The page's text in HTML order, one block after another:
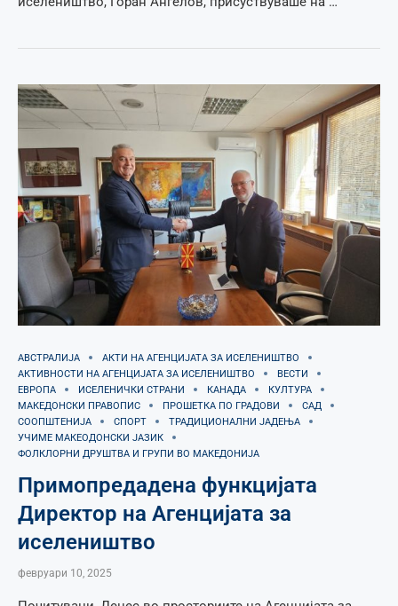
АВСТРАЛИЈА
АКТИ НА АГЕНЦИЈАТА ЗА ИСЕЛЕНИШТВО
АКТИВНОСТИ НА АГЕНЦИЈАТА ЗА ИСЕЛЕНИШТВО
ВЕСТИ
ЕВРОПА
ИСЕЛЕНИЧКИ СТРАНИ КАНАДА
КУЛТУРА
МАКЕДОНСКИ ПРАВОПИС
ПРОШЕТКА ПО ГРАДОВИ
САД
СООПШТЕНИЈА
СПОРТ
ТРАДИЦИОНАЛНИ ЈАДЕЊА
УЧИМЕ МАКЕОДОНСКИ ЈАЗИК
ФОЛКЛОРНИ ДРУШТВА И ГРУПИ ВО МАКЕДОНИЈА
Примопредадена функцијата
Директор на Агенцијата за
иселеништво
февруари 10, 2025